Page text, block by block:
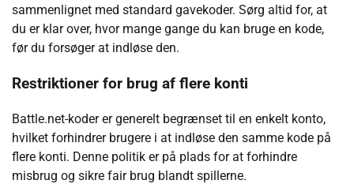
sammenlignet med standard gavekoder. Sørg altid for, at
du er klar over, hvor mange gange du kan bruge en kode,
før du forsøger at indløse den.
Restriktioner for brug af flere konti
Battle.net-koder er generelt begrænset til en enkelt konto,
hvilket forhindrer brugere i at indløse den samme kode på
flere konti. Denne politik er på plads for at forhindre
misbrug og sikre fair brug blandt spillerne.